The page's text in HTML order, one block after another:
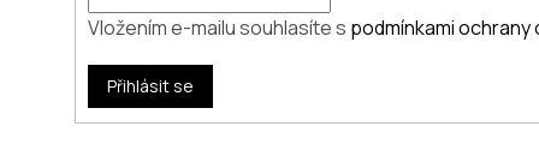
Vložením e-mailu souhlasíte s podmínkami
Přihlásit se